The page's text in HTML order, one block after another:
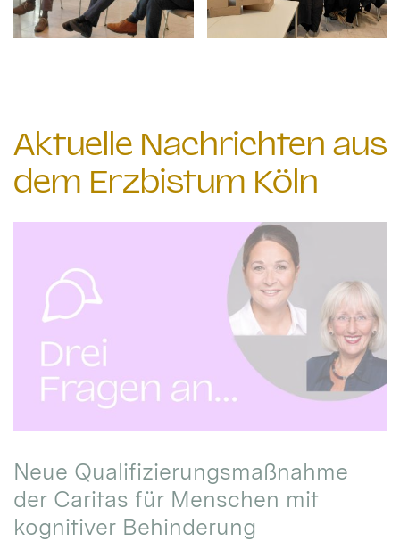
Aktuelle Nachrichten aus
dem Erzbistum Köln
Neue Qualifizierungsmaßnahme
der Caritas für Menschen mit
kognitiver Behinderung